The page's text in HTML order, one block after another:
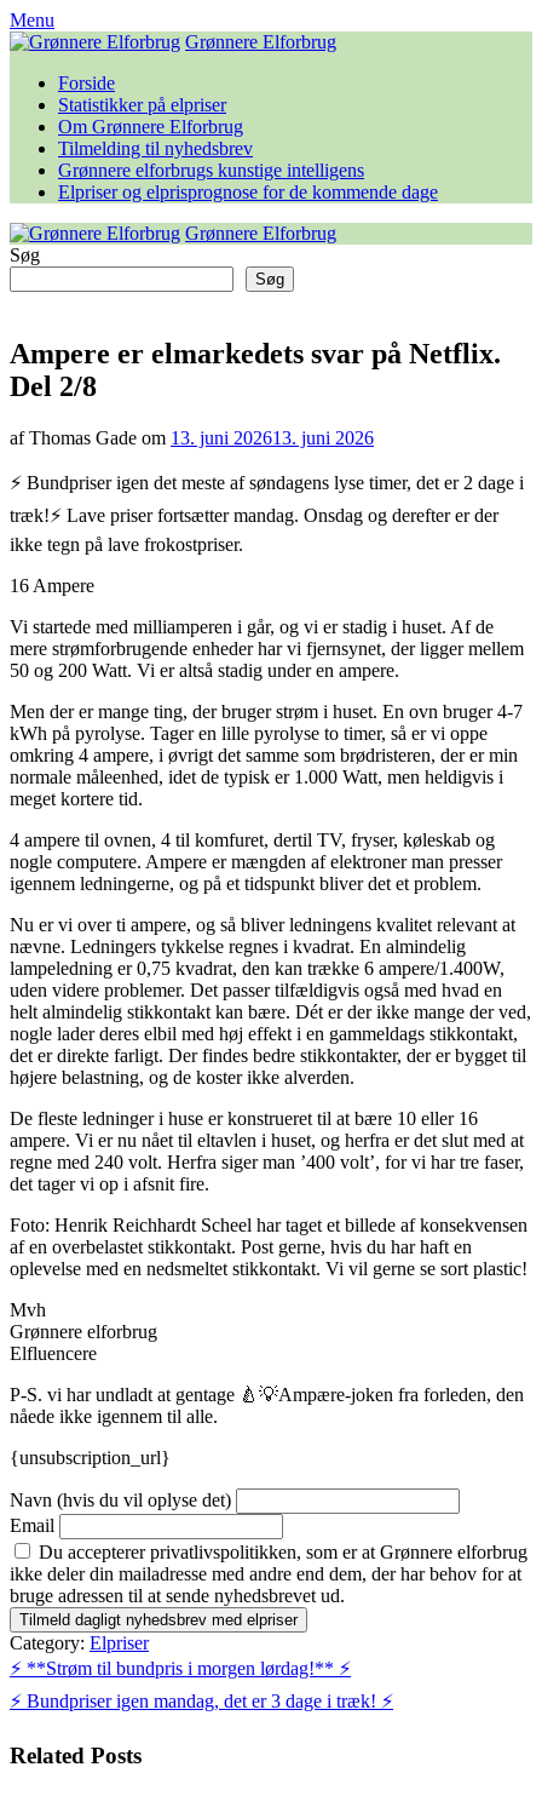
Skip
to
Menu
Grønnere Elforbrug
Forside
Statistikker på elpriser
Om Grønnere Elforbrug
Tilmelding til nyhedsbrev
Grønnere elforbrugs kunstige intelligens
Elpriser og elprisprognose for de kommende dage
Grønnere Elforbrug
Søg
Søg
Ampere er elmarkedets svar på Netflix.
Del 2/8
af Thomas Gade om 13. juni 202613. juni 2026
⚡️ Bundpriser igen det meste af søndagens lyse timer, det er 2 dage i
træk!⚡️ Lave priser fortsætter mandag. Onsdag og derefter er der
ikke tegn på lave frokostpriser.
16 Ampere
Vi startede med milliamperen i går, og vi er stadig i huset. Af de
mere strømforbrugende enheder har vi fjernsynet, der ligger mellem
50 og 200 Watt. Vi er altså stadig under en ampere.
Men der er mange ting, der bruger strøm i huset. En ovn bruger 4-7
kWh på pyrolyse. Tager en lille pyrolyse to timer, så er vi oppe
omkring 4 ampere, i øvrigt det samme som brødristeren, der er min
normale måleenhed, idet de typisk er 1.000 Watt, men heldigvis i
meget kortere tid.
4 ampere til ovnen, 4 til komfuret, dertil TV, fryser, køleskab og
nogle computere. Ampere er mængden af elektroner man presser
igennem ledningerne, og på et tidspunkt bliver det et problem.
Nu er vi over ti ampere, og så bliver ledningens kvalitet relevant at
nævne. Ledningers tykkelse regnes i kvadrat. En almindelig
lampeledning er 0,75 kvadrat, den kan trække 6 ampere/1.400W,
uden videre problemer. Det passer tilfældigvis også med hvad en
helt almindelig stikkontakt kan bære. Dét er der ikke mange der ved,
nogle lader deres elbil med høj effekt i en gammeldags stikkontakt,
det er direkte farligt. Der findes bedre stikkontakter, der er bygget til
højere belastning, og de koster ikke alverden.
De fleste ledninger i huse er konstrueret til at bære 10 eller 16
ampere. Vi er nu nået til eltavlen i huset, og herfra er det slut med at
regne med 240 volt. Herfra siger man ’400 volt’, for vi har tre faser,
det tager vi op i afsnit fire.
Foto: Henrik Reichhardt Scheel har taget et billede af konsekvensen
af en overbelastet stikkontakt. Post gerne, hvis du har haft en
oplevelse med en nedsmeltet stikkontakt. Vi vil gerne se sort plastic!
Mvh
Grønnere elforbrug
Elfluencere
P-S. vi har undladt at gentage 🍐💡Ampære-joken fra forleden, den
nåede ikke igennem til alle.
{unsubscription_url}
Navn (hvis du vil oplyse det)
Email
Du accepterer privatlivspolitikken, som er at Grønnere elforbrug
ikke deler din mailadresse med andre end dem, der har behov for at
bruge adressen til at sende nyhedsbrevet ud.
Category: Elpriser
Indlægsnavigation
⚡️ **Strøm til bundpris i morgen lørdag!** ⚡️
⚡️ Bundpriser igen mandag, det er 3 dage i træk! ⚡️
Related Posts